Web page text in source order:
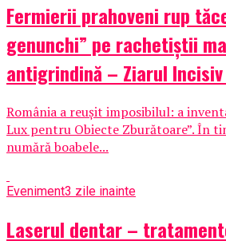
Fermierii prahoveni rup
genunchi” pe rachetiștii
antigrindină – Ziarul Incisiv
România a reușit imposibilul: a
Lux pentru Obiecte Zburătoare”. În
numără boabele...
Eveniment3 zile inainte
Laserul dentar –